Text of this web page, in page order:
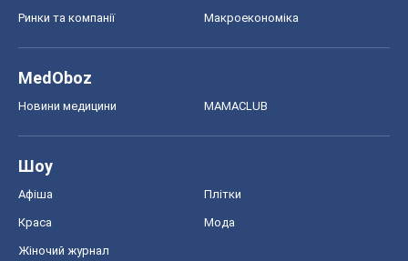
Ринки та компанії Макроекономіка
MedOboz
Новини медицини MAMACLUB
Шоу
Афіша Плітки
Краса Мода
Жіночий журнал